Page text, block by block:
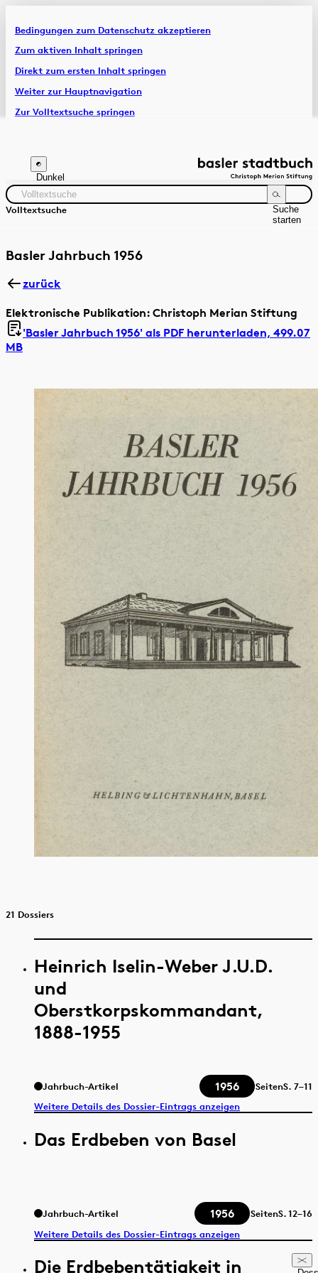
Bedingungen zum Datenschutz akzeptieren
Zum aktiven Inhalt springen
Direkt zum ersten Inhalt springen
Weiter zur Hauptnavigation
Zur Volltextsuche springen
Artikel & Dossiers
Chronik
Dunkel
Volltextsuche
Suche
starten
Zeitraum Autor:in
Basler Jahrbuch 1956
zurück
Elektronische Publikation: Christoph Merian Stiftung
'Basler Jahrbuch 1956' als PDF herunterladen, 499.07
MB
21 Dossiers
Heinrich Iselin-Weber J.U.D.
und
Oberstkorpskommandant,
1888-1955
Jahrbuch-Artikel 1956 SeitenS. 7–11
Weitere Details des Dossier-Eintrags anzeigen
Das Erdbeben von Basel
Jahrbuch-Artikel 1956 SeitenS.12–16
Weitere Details des Dossier-Eintrags anzeigen
Die Erdbebentätigkeit in